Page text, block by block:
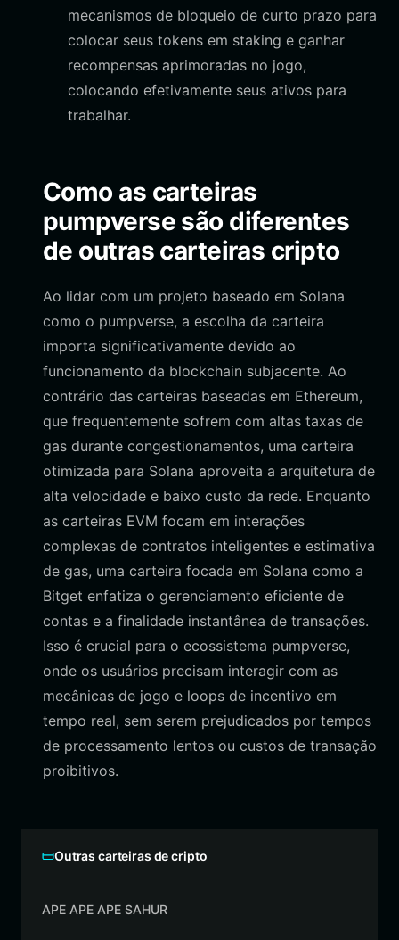
mecanismos de bloqueio de curto prazo para
colocar seus tokens em staking e ganhar
recompensas aprimoradas no jogo,
colocando efetivamente seus ativos para
trabalhar.
Como as carteiras
pumpverse são diferentes
de outras carteiras cripto
Ao lidar com um projeto baseado em Solana
como o pumpverse, a escolha da carteira
importa significativamente devido ao
funcionamento da blockchain subjacente. Ao
contrário das carteiras baseadas em Ethereum,
que frequentemente sofrem com altas taxas de
gas durante congestionamentos, uma carteira
otimizada para Solana aproveita a arquitetura de
alta velocidade e baixo custo da rede. Enquanto
as carteiras EVM focam em interações
complexas de contratos inteligentes e estimativa
de gas, uma carteira focada em Solana como a
Bitget enfatiza o gerenciamento eficiente de
contas e a finalidade instantânea de transações.
Isso é crucial para o ecossistema pumpverse,
onde os usuários precisam interagir com as
mecânicas de jogo e loops de incentivo em
tempo real, sem serem prejudicados por tempos
de processamento lentos ou custos de transação
proibitivos.
Outras carteiras de cripto
APE APE APE SAHUR